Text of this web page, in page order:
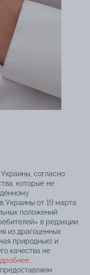
согласно
которые не
Украины от 19 марта
положений
в редакции
из драгоценных
природные) и
качества не